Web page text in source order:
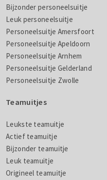
Bijzonder personeelsuitje
Leuk personeelsuitje
Personeelsuitje Amersfoort
Personeelsuitje Apeldoorn
Personeelsuitje Arnhem
Personeelsuitje Gelderland
Personeelsuitje Zwolle
Teamuitjes
Leukste teamuitje
Actief teamuitje
Bijzonder teamuitje
Leuk teamuitje
Origineel teamuitje